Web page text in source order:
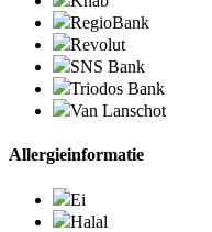
RegioBank
Revolut
SNS Bank
Triodos Bank
Van Lanschot
Allergieinformatie
Ei
Halal